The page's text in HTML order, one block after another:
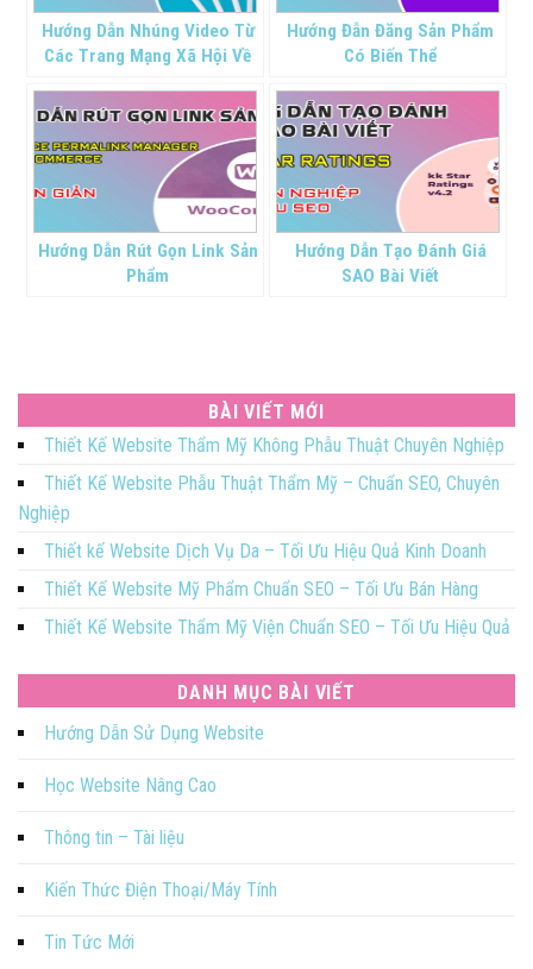
Hướng Dẫn Nhúng Video Từ
Các Trang Mạng Xã Hội Về
Hướng Đẫn Đăng Sản Phẩm
Có Biến Thể
Hướng Dẫn Rút Gọn Link Sản
Phẩm
Hướng Dẫn Tạo Đánh Giá
SAO Bài Viết
BÀI VIẾT MỚI
Thiết Kế Website Thẩm Mỹ Không Phẫu Thuật Chuyên Nghiệp
Thiết Kế Website Phẫu Thuật Thẩm Mỹ – Chuẩn SEO, Chuyên
Nghiệp
Thiết kế Website Dịch Vụ Da – Tối Ưu Hiệu Quả Kinh Doanh
Thiết Kế Website Mỹ Phẩm Chuẩn SEO – Tối Ưu Bán Hàng
Thiết Kế Website Thẩm Mỹ Viện Chuẩn SEO – Tối Ưu Hiệu Quả
DANH MỤC BÀI VIẾT
Hướng Dẫn Sử Dụng Website
Học Website Nâng Cao
Thông tin – Tài liệu
Kiến Thức Điện Thoại/Máy Tính
Tin Tức Mới